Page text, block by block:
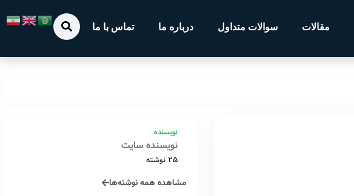
مقالات سوالات متداول درباره ما تماس با ما
نویسنده
نویسنده سایت
25 نوشته
مشاهده همه نوشته‌ها